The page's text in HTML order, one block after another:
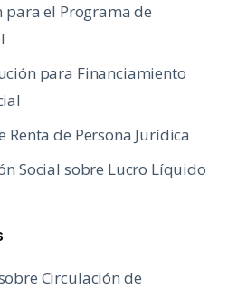
el Programa de
para Financiamiento
Renta de Persona Jurídica
Social sobre Lucro Líquido
Circulación de